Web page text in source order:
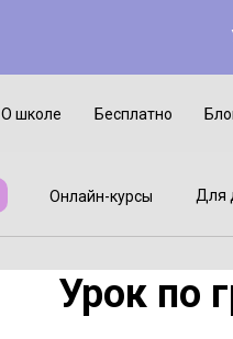
О школе Бесплатно
Для
Онлайн-курсы
Урок по